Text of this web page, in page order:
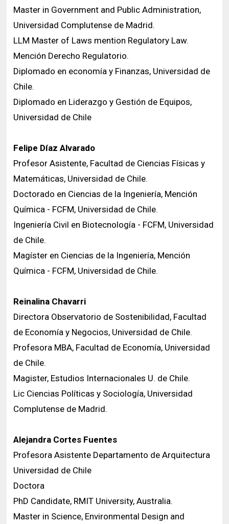
Master in Government and Public Administration,
Universidad Complutense de Madrid.
LLM Master of Laws mention Regulatory Law.
Mención Derecho Regulatorio.
Diplomado en economía y Finanzas, Universidad de
Chile.
Diplomado en Liderazgo y Gestión de Equipos,
Universidad de Chile
Felipe Díaz Alvarado
Profesor Asistente, Facultad de Ciencias Físicas y
Matemáticas, Universidad de Chile.
Doctorado en Ciencias de la Ingeniería, Mención
Química - FCFM, Universidad de Chile.
Ingeniería Civil en Biotecnología - FCFM, Universidad
de Chile.
Magíster en Ciencias de la Ingeniería, Mención
Química - FCFM, Universidad de Chile.
Reinalina Chavarri
Directora Observatorio de Sostenibilidad, Facultad
de Economía y Negocios, Universidad de Chile.
Profesora MBA, Facultad de Economía, Universidad
de Chile.
Magister, Estudios Internacionales U. de Chile.
Lic Ciencias Políticas y Sociología, Universidad
Complutense de Madrid.
Alejandra Cortes Fuentes
Profesora Asistente Departamento de Arquitectura
Universidad de Chile
Doctora
PhD Candidate, RMIT University, Australia.
Master in Science, Environmental Design and